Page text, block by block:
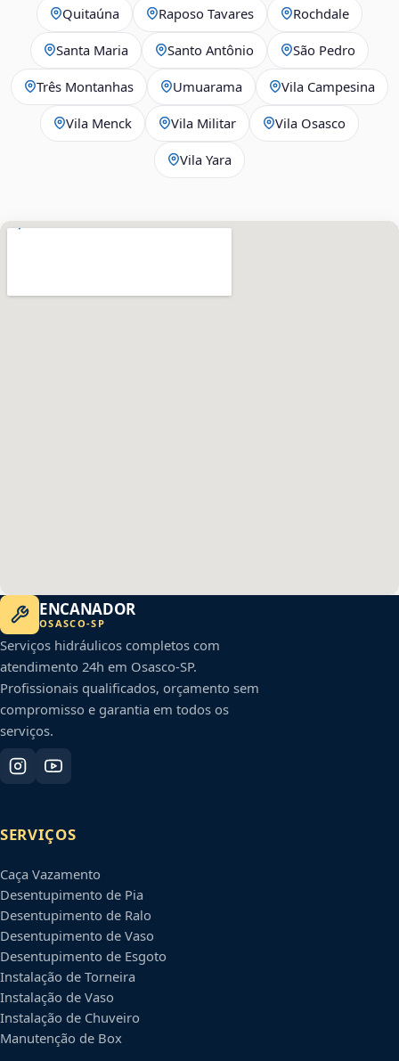
Quitaúna Raposo Tavares Rochdale
Santa Maria Santo Antônio São Pedro
Três Montanhas Umuarama Vila Campesina
Vila Menck Vila Militar Vila Osasco
Vila Yara
ENCANADOR
OSASCO-SP
Serviços hidráulicos completos com
atendimento 24h em Osasco-SP.
Profissionais qualificados, orçamento sem
compromisso e garantia em todos os
serviços.
SERVIÇOS
Caça Vazamento
Desentupimento de Pia
Desentupimento de Ralo
Desentupimento de Vaso
Desentupimento de Esgoto
Instalação de Torneira
Instalação de Vaso
Instalação de Chuveiro
Manutenção de Box